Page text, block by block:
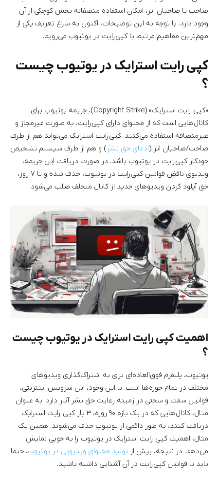
صاحب یا صاحبان اثر، امکان استفاده منصفانه بخش کوچکی از آن
وجود دارد. با توجه به این توضیحات، اکنون به سراغ تعریف یکی از
مهم‌ترین مفاهیم مرتبط با کپی‌رایت در یوتیوب می‌رویم.
کپی رایت استرایک در یوتیوب چیست
؟
«کپی رایت استرایک» (Copyright Strike)، جریمه یوتیوب برای
کانال‌هایی است که از محتوای دارای کپی‌رایت، به صورت غیرمجاز و
غیرمنصافه استفاده می‌کنند. کپی‌رایت استرایک می‌تواند هم از طرف
صاحب/صاحبان اثر (ادعای حق نشر ) و هم از طرف سیستم تشخیص
خودکار کپی‌رایت در یوتیوب باشد. در صورت دریافت این جریمه،
ویدیوی ناقض قوانین کپی‌رایت در یوتیوب، حذف شده و تا ۷ روز،
حق آپلود کردن ویدیوهای جدید از کانال متخلف صلب می‌شود.
اهمیت کپی رایت استرایک در یوتیوب چیست
؟
یوتیوب، پلتفرم فوق‌العاده‌ای برای به اشتراک‌گذاری ویدیوهای
مختلف در تمام حوزه‌ها است. با این وجود، این سرویس اینترنتی،
قوانین سفت و سختی در زمینه رعایت حق نشر آثار دارد. به عنوان
مثال، کانال‌هایی که در یک بازه ۹۰ روزه، ۳ بار کپی رایت استرایک
دریافت کنند، به طور دائمی از یوتیوب حذف می‌شوند. همین یک
مثال، اهمیت کپی رایت استرایک در یوتیوب را به خوبی نمایش
می‌دهد. در نتیجه، پیش از تولید محتوای ویدیویی در یوتیوب، حتما
باید با قوانین کپی‌رایت در آن آشنایی داشته باشید.